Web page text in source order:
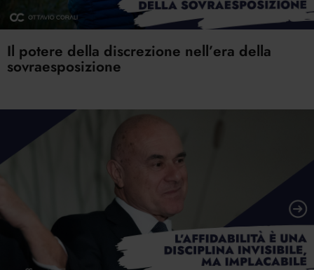
Il potere della discrezione nell’era della
sovraesposizione